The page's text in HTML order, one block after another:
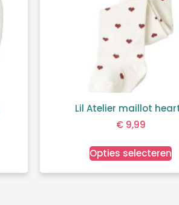
Lil Atelier maillot
€9,99
Opties selecteren